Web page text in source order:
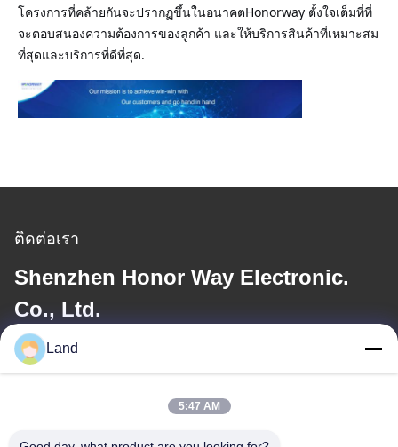
โครงการที่คล้ายกันจะปรากฏขึ้นในอนาคตHonorway ตั้งใจเต็มที่ที่
จะตอบสนองความต้องการของลูกค้า และให้บริการสินค้าที่เหมาะสม
ที่สุดและบริการที่ดีที่สุด.
ติดต่อเรา
Shenzhen Honor Way Electronic.
Co., Ltd.
อีเมล
Land
5:47 AM